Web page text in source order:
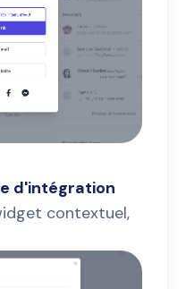
d'intégration
contextuel,